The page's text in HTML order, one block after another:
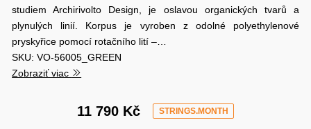
studiem Archirivolto Design, je oslavou organických tvarů a
plynulých linií. Korpus je vyroben z odolné polyethylenové
pryskyřice pomocí rotačního lití –…
SKU: VO-56005_GREEN
Zobraziť viac
11 790 Kč STRINGS.MONTH